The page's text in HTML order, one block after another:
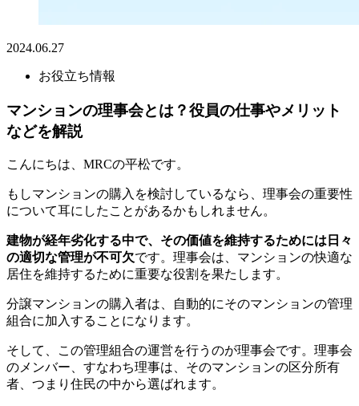
2024.06.27
お役立ち情報
マンションの理事会とは？役員の仕事やメリット
などを解説
こんにちは、MRCの平松です。
もしマンションの購入を検討しているなら、理事会の重要性
について耳にしたことがあるかもしれません。
建物が経年劣化する中で、その価値を維持するためには日々
の適切な管理が不可欠です。理事会は、マンションの快適な
居住を維持するために重要な役割を果たします。
分譲マンションの購入者は、自動的にそのマンションの管理
組合に加入することになります。
そして、この管理組合の運営を行うのが理事会です。理事会
のメンバー、すなわち理事は、そのマンションの区分所有
者、つまり住民の中から選ばれます。